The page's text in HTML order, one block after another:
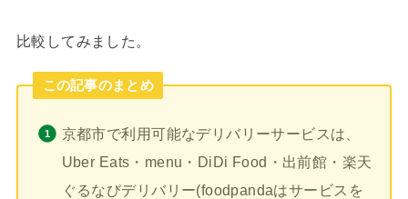
比較してみました。
この記事のまとめ
京都市で利用可能なデリバリーサービスは、
Uber Eats・menu・DiDi Food・出前館・楽天
ぐるなびデリバリー(foodpandaはサービスを